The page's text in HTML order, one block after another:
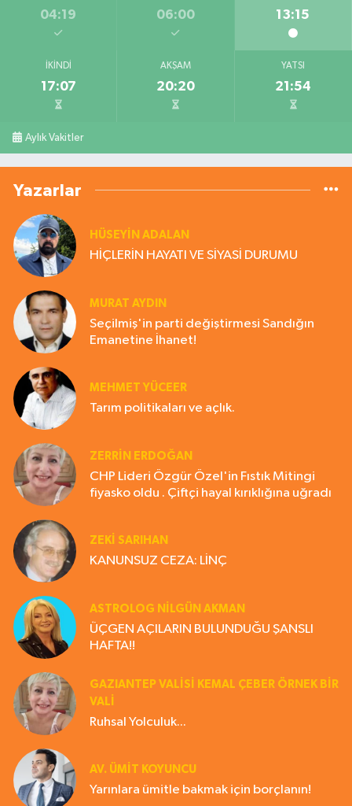
04:19 06:00 13:15
İKINDI
17:07
AKŞAM
20:20
YATSI
21:54
Aylık Vakitler
Yazarlar
HÜSEYIN ADALAN
HİÇLERİN HAYATI VE SİYASİ DURUMU
MURAT AYDIN
Seçilmiş'in parti değiştirmesi Sandığın
Emanetine İhanet!
MEHMET YÜCEER
Tarım politikaları ve açlık.
ZERRIN ERDOĞAN
CHP Lideri Özgür Özel'in Fıstık Mitingi
fiyasko oldu . Çiftçi hayal kırıklığına uğradı
ZEKI SARIHAN
KANUNSUZ CEZA: LİNÇ
ASTROLOG NILGÜN AKMAN
ÜÇGEN AÇILARIN BULUNDUĞU ŞANSLI
HAFTA!!
GAZIANTEP VALISI KEMAL ÇEBER ÖRNEK BİR
VALİ
Ruhsal Yolculuk...
AV. ÜMIT KOYUNCU
Yarınlara ümitle bakmak için borçlanın!